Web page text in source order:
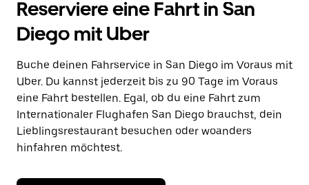
Reserviere eine Fahrt in San
Diego mit Uber
Buche deinen Fahrservice in San Diego im Voraus mit
Uber. Du kannst jederzeit bis zu 90 Tage im Voraus
eine Fahrt bestellen. Egal, ob du eine Fahrt zum
Internationaler Flughafen San Diego brauchst, dein
Lieblingsrestaurant besuchen oder woanders
hinfahren möchtest.